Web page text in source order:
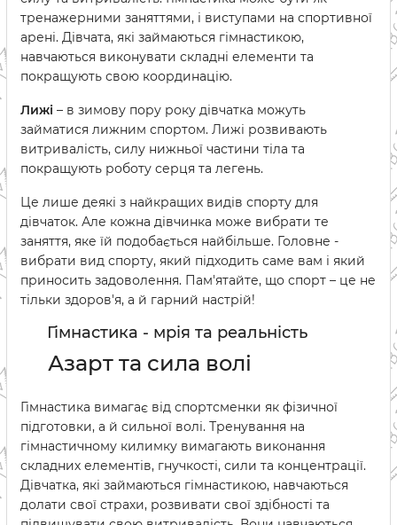
тренажерними заняттями, і виступами на спортивної
арені. Дівчата, які займаються гімнастикою,
навчаються виконувати складні елементи та
покращують свою координацію.
Лижі – в зимову пору року дівчатка можуть
займатися лижним спортом. Лижі розвивають
витривалість, силу нижньої частини тіла та
покращують роботу серця та легень.
Це лише деякі з найкращих видів спорту для
дівчаток. Але кожна дівчинка може вибрати те
заняття, яке їй подобається найбільше. Головне -
вибрати вид спорту, який підходить саме вам і який
приносить задоволення. Пам'ятайте, що спорт – це не
тільки здоров'я, а й гарний настрій!
Гімнастика - мрія та реальність
Азарт та сила волі
Гімнастика вимагає від спортсменки як фізичної
підготовки, а й сильної волі. Тренування на
гімнастичному килимку вимагають виконання
складних елементів, гнучкості, сили та концентрації.
Дівчатка, які займаються гімнастикою, навчаються
долати свої страхи, розвивати свої здібності та